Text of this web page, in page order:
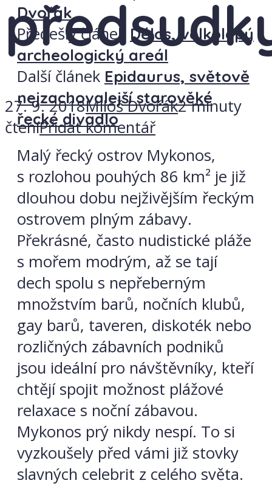
27. 9. 2018Miloš Dvořák2 minuty
čteníPřidat komentář
Dvořák
Předešlý článek Délos, velkolepý
archeologický areál
Další článek Epidaurus, světově
nejzachovalejší starověké
řecké divadlo
Malý řecký ostrov Mykonos,
s rozlohou pouhých 86 km² je již
dlouhou dobu nejživějším řeckým
ostrovem plným zábavy.
Překrásné, často nudistické pláže
s mořem modrým, až se tají
dech spolu s nepřeberným
množstvím barů, nočních klubů,
gay barů, taveren, diskoték nebo
rozličných zábavních podniků
jsou ideální pro návštěvníky, kteří
chtějí spojit možnost plážové
relaxace s noční zábavou.
Mykonos prý nikdy nespí. To si
vyzkoušely před vámi již stovky
slavných celebrit z celého světa.